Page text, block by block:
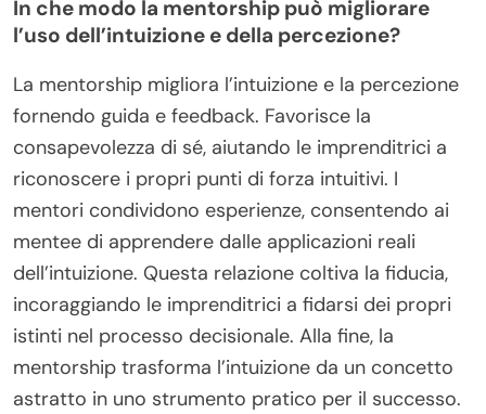
In che modo la mentorship può migliorare
l’uso dell’intuizione e della percezione?
La mentorship migliora l’intuizione e la percezione
fornendo guida e feedback. Favorisce la
consapevolezza di sé, aiutando le imprenditrici a
riconoscere i propri punti di forza intuitivi. I
mentori condividono esperienze, consentendo ai
mentee di apprendere dalle applicazioni reali
dell’intuizione. Questa relazione coltiva la fiducia,
incoraggiando le imprenditrici a fidarsi dei propri
istinti nel processo decisionale. Alla fine, la
mentorship trasforma l’intuizione da un concetto
astratto in uno strumento pratico per il successo.